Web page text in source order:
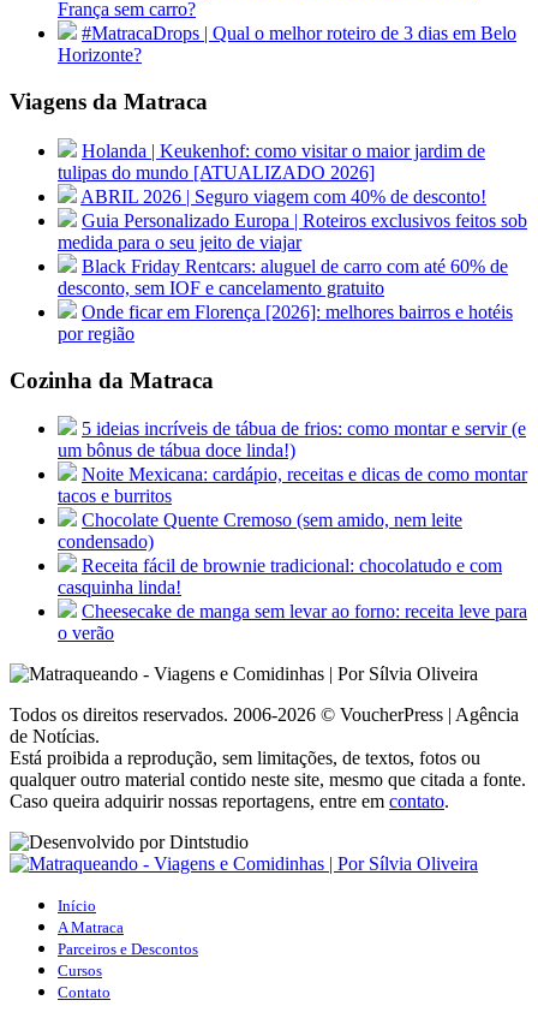
França sem carro?
#MatracaDrops | Qual o melhor roteiro de 3 dias em Belo
Horizonte?
Viagens da Matraca
Holanda | Keukenhof: como visitar o maior jardim de
tulipas do mundo [ATUALIZADO 2026]
ABRIL 2026 | Seguro viagem com 40% de desconto!
Guia Personalizado Europa | Roteiros exclusivos feitos sob
medida para o seu jeito de viajar
Black Friday Rentcars: aluguel de carro com até 60% de
desconto, sem IOF e cancelamento gratuito
Onde ficar em Florença [2026]: melhores bairros e hotéis
por região
Cozinha da Matraca
5 ideias incríveis de tábua de frios: como montar e servir (e
um bônus de tábua doce linda!)
Noite Mexicana: cardápio, receitas e dicas de como montar
tacos e burritos
Chocolate Quente Cremoso (sem amido, nem leite
condensado)
Receita fácil de brownie tradicional: chocolatudo e com
casquinha linda!
Cheesecake de manga sem levar ao forno: receita leve para
o verão
Todos os direitos reservados. 2006-2026 © VoucherPress | Agência
de Notícias.
Está proibida a reprodução, sem limitações, de textos, fotos ou
qualquer outro material contido neste site, mesmo que citada a fonte.
Caso queira adquirir nossas reportagens, entre em contato.
Início
A Matraca
Parceiros e Descontos
Cursos
Contato